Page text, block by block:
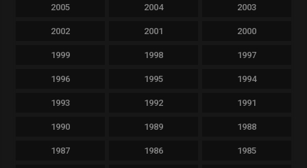
2005 2004 2003
2002 2001 2000
1999 1998 1997
1996 1995 1994
1993 1992 1991
1990 1989 1988
1987 1986 1985